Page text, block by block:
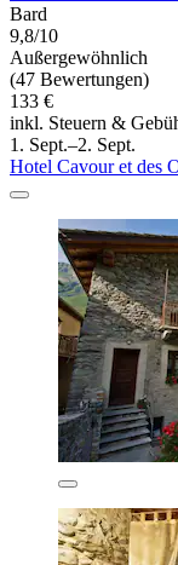
Bard
9,8/10
Außergewöhnlich
(47 Bewertungen)
133 €
inkl. Steuern &
1. Sept.–2. Sept.
Hotel Cavour et des